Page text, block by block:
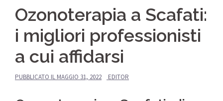
Ozonoterapia a Scafati:
i migliori professionisti
a cui affidarsi
PUBBLICATO IL MAGGIO 31, 2022 EDITOR